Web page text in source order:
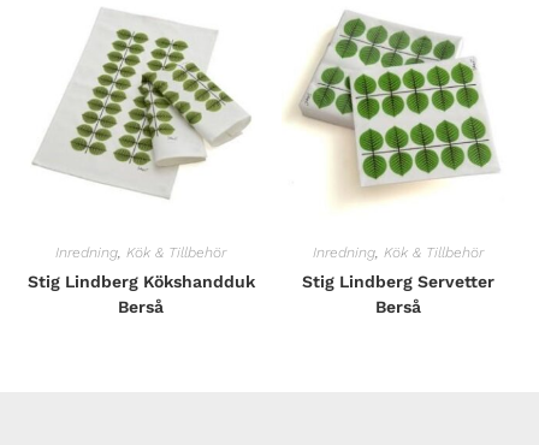
Inredning, Kök & Tillbehör
Stig Lindberg Kökshandduk
Berså
Inredning, Kök & Tillbehör
Stig Lindberg Servetter
Berså